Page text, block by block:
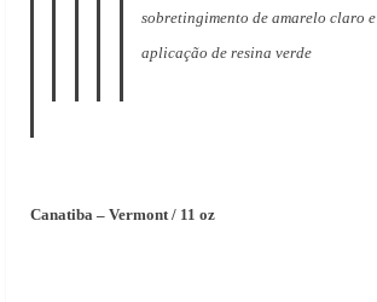
sobretingimento de amarelo claro e
aplicação de resina verde
Canatiba – Vermont / 11 oz